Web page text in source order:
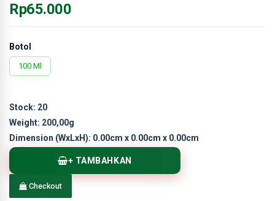
Rp65.000
Botol
100 Ml
Stock: 20
Weight: 200,00g
Dimension (WxLxH): 0.00cm x 0.00cm x 0.00cm
+ TAMBAHKAN
Checkout